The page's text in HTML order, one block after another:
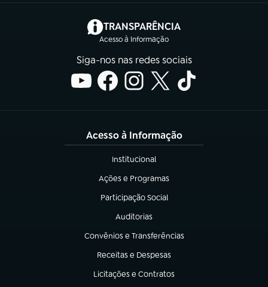
TRANSPARÊNCIA
Acesso à Informação
(abre em nova aba)
Siga-nos nas redes sociais
Acesso à Informação
Institucional
(abre em nova aba)
Ações e Programas
(abre em nova aba)
Participação Social
(abre em nova aba)
Auditorias
(abre em nova aba)
Convênios e Transferências
(abre em nova aba)
Receitas e Despesas
(abre em nova aba)
Licitações e Contratos
(abre em nova aba)